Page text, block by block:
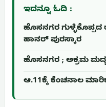
ಇದನ್ನೂ ಓದಿ :
ಹೊಸನಗರ
ಹಾನರ್ ಪುರಸ್ಕಾರ
ಹೊಸನಗರ ; ಅಕ್ರಮ
ಆ.11ಕ್ಕೆ ಕೆಂಚನಾಲ